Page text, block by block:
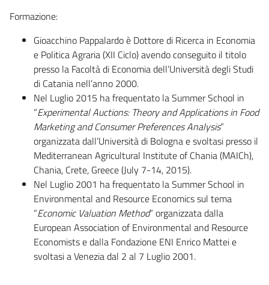
Formazione:
Gioacchino Pappalardo è Dottore di Ricerca in Economia
e Politica Agraria (XII Ciclo) avendo conseguito il titolo
presso la Facoltà di Economia dell’Università degli Studi
di Catania nell’anno 2000.
Nel Luglio 2015 ha frequentato la Summer School in
“Experimental Auctions: Theory and Applications in Food
Marketing and Consumer Preferences Analysis”
organizzata dall’Università di Bologna e svoltasi presso il
Mediterranean Agricultural Institute of Chania (MAICh),
Chania, Crete, Greece (July 7-14, 2015).
Nel Luglio 2001 ha frequentato la Summer School in
Environmental and Resource Economics sul tema
“Economic Valuation Method” organizzata dalla
European Association of Environmental and Resource
Economists e dalla Fondazione ENI Enrico Mattei e
svoltasi a Venezia dal 2 al 7 Luglio 2001.